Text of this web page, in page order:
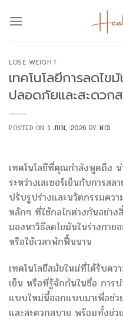
LOSE WEIGHT
เทคโนโลยีการลดไข
ปลอดภัยและสะดวก
POSTED ON 1 JUN, 2026 BYNOI
เทคโนโลยีที่คุณกำลังพูดถึง น่
ระหว่างเลเซอร์เย็นกับการส
ปรับรูปร่างและนวัตกรรมคว
หลักๆ ที่ใช้กลไกต่างกันอย่า
มองหาวิธีลดไขมันในร่างกา
หรือใช้เวลาพักฟื้นนาน
เทคโนโลยีสมัยใหม่ที่ได้รับคว
เย็น หรือที่รู้จักกันในชื่อ การ
แบบใหม่นี้ออกแบบมาเพื่อช่ว
และสะดวกสบาย พร้อมทั้งช่ว